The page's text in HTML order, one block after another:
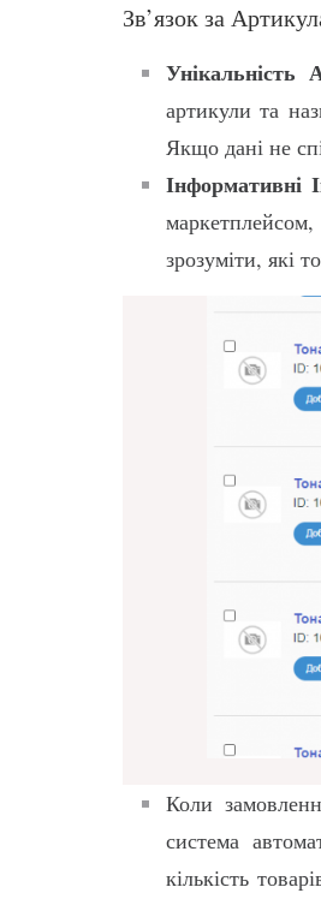
Зв’язок за
Унікальність
артикули та
Якщо дані не
Інформативні
зрозуміти, які
Коли
система
кількість